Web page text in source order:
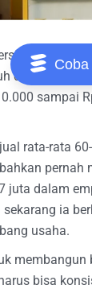
bahan
dan menjual
sampai
rata-rata
pernah
juta dalam
ia
usaha.
membangun
bisa